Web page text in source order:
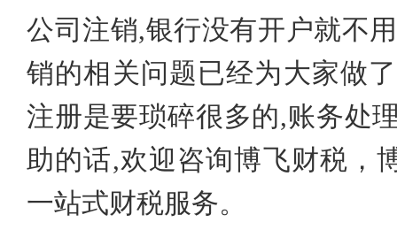
公司注销,银行没有开户就不
销的相关问题已经为大家做
注册是要琐碎很多的,账务处
助的话,欢迎咨询博飞财税，
一站式财税服务。